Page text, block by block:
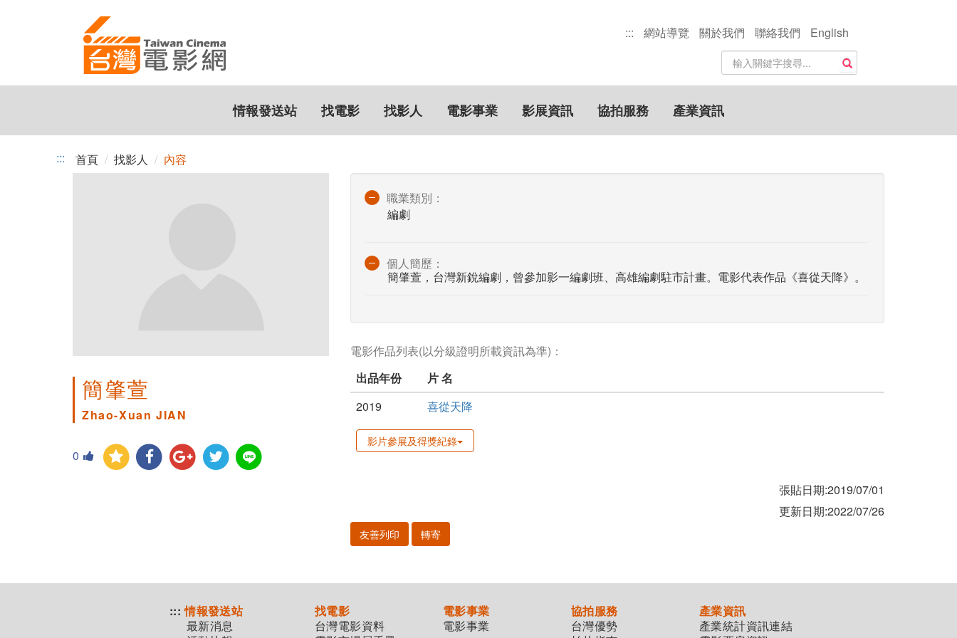
::: 網站導覽 關於我們 聯絡我們
English
站
內
搜
尋
關
鍵
搜尋
情報發送站 找電影 找影人 電影事業 影展資訊 協拍服務 產業資訊
::: 首頁 找影人 內容
簡肇萱
Zhao-Xuan JIAN
0
職業類別：
編劇
個人簡歷：
簡肇萱，台灣新銳編劇，曾參加影一編劇班、高雄編劇駐市計畫。電影代表作品《喜從天降》。
電影作品列表(以分級證明所載資訊為準)：
出品年份
片 名
2019
喜從天降
影片參展及得獎紀錄
張貼日期:2019/07/01
更新日期:2022/07/26
友善列印 轉寄
::: 情報發送站
最新消息
找電影
台灣電影資料
電影事業
電影事業
協拍服務
台灣優勢
產業資訊
產業統計資訊連結